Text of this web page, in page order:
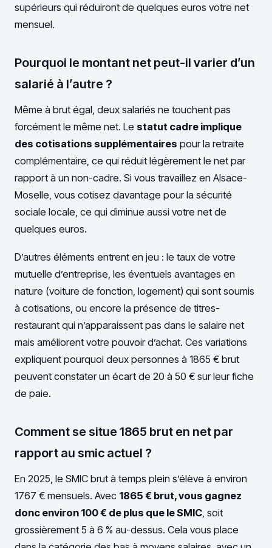
supérieurs qui réduiront de quelques euros votre net
mensuel.
Pourquoi le montant net peut-il varier d’un
salarié à l’autre ?
Même à brut égal, deux salariés ne touchent pas
forcément le même net. Le statut cadre implique
des cotisations supplémentaires pour la retraite
complémentaire, ce qui réduit légèrement le net par
rapport à un non-cadre. Si vous travaillez en Alsace-
Moselle, vous cotisez davantage pour la sécurité
sociale locale, ce qui diminue aussi votre net de
quelques euros.
D’autres éléments entrent en jeu : le taux de votre
mutuelle d’entreprise, les éventuels avantages en
nature (voiture de fonction, logement) qui sont soumis
à cotisations, ou encore la présence de titres-
restaurant qui n’apparaissent pas dans le salaire net
mais améliorent votre pouvoir d’achat. Ces variations
expliquent pourquoi deux personnes à 1865 € brut
peuvent constater un écart de 20 à 50 € sur leur fiche
de paie.
Comment se situe 1865 brut en net par
rapport au smic actuel ?
En 2025, le SMIC brut à temps plein s’élève à environ
1767 € mensuels. Avec 1865 € brut, vous gagnez
donc environ 100 € de plus que le SMIC , soit
grossièrement 5 à 6 % au-dessus. Cela vous place